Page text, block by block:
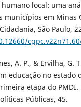
humano local: uma
municípios em Minas
São Paulo,
A. P., & Ervilha, G.
educação no estado
etapa do PMDI.
Públicas, 45.